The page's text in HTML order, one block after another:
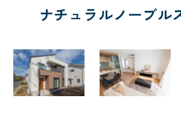
ナチュラルノーブル